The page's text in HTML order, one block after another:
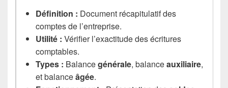
Définition : Document récapitulatif des
comptes de l’entreprise.
Utilité : Vérifier l’exactitude des écritures
comptables.
Types : Balancegénérale, balanceauxiliaire,
et balanceâgée.